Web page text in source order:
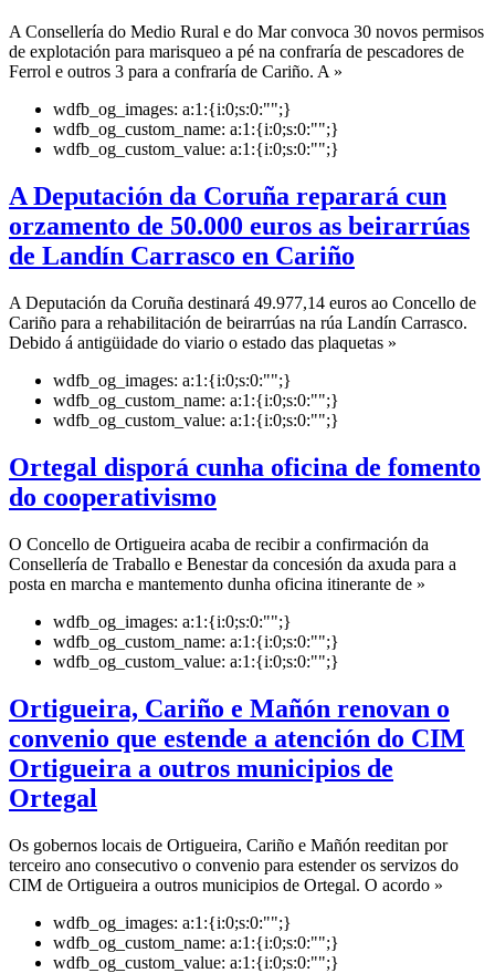
A Consellería do Medio Rural e do Mar convoca 30 novos permisos
de explotación para marisqueo a pé na confraría de pescadores de
Ferrol e outros 3 para a confraría de Cariño. A »
wdfb_og_images: a:1:{i:0;s:0:"";}
wdfb_og_custom_name: a:1:{i:0;s:0:"";}
wdfb_og_custom_value: a:1:{i:0;s:0:"";}
A Deputación da Coruña reparará cun
orzamento de 50.000 euros as beirarrúas
de Landín Carrasco en Cariño
A Deputación da Coruña destinará 49.977,14 euros ao Concello de
Cariño para a rehabilitación de beirarrúas na rúa Landín Carrasco.
Debido á antigüidade do viario o estado das plaquetas »
wdfb_og_images: a:1:{i:0;s:0:"";}
wdfb_og_custom_name: a:1:{i:0;s:0:"";}
wdfb_og_custom_value: a:1:{i:0;s:0:"";}
Ortegal disporá cunha oficina de fomento
do cooperativismo
O Concello de Ortigueira acaba de recibir a confirmación da
Consellería de Traballo e Benestar da concesión da axuda para a
posta en marcha e mantemento dunha oficina itinerante de »
wdfb_og_images: a:1:{i:0;s:0:"";}
wdfb_og_custom_name: a:1:{i:0;s:0:"";}
wdfb_og_custom_value: a:1:{i:0;s:0:"";}
Ortigueira, Cariño e Mañón renovan o
convenio que estende a atención do CIM
Ortigueira a outros municipios de
Ortegal
Os gobernos locais de Ortigueira, Cariño e Mañón reeditan por
terceiro ano consecutivo o convenio para estender os servizos do
CIM de Ortigueira a outros municipios de Ortegal. O acordo »
wdfb_og_images: a:1:{i:0;s:0:"";}
wdfb_og_custom_name: a:1:{i:0;s:0:"";}
wdfb_og_custom_value: a:1:{i:0;s:0:"";}